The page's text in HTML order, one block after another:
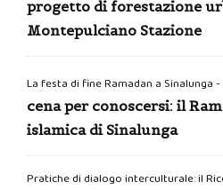
progetto di forestazione
Montepulciano Stazione
La festa di fine Ramadan a Sinalunga
cena per conoscersi: il
islamica di Sinalunga
Pratiche di dialogo interculturale: il